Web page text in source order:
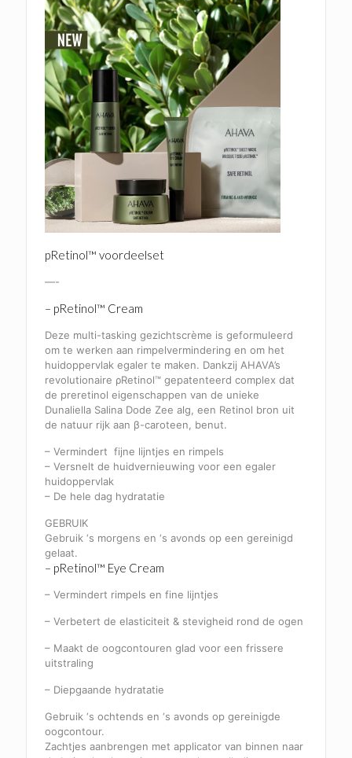
pRetinol™ voordeelset
—-
– pRetinol™ Cream
Deze multi-tasking gezichtscrème is geformuleerd
om te werken aan rimpelvermindering en om het
huidoppervlak egaler te maken. Dankzij AHAVA’s
revolutionaire ρRetinol™ gepatenteerd complex dat
de preretinol eigenschappen van de unieke
Dunaliella Salina Dode Zee alg, een Retinol bron uit
de natuur rijk aan β-caroteen, benut.
– Vermindert fijne lijntjes en rimpels
– Versnelt de huidvernieuwing voor een egaler
huidoppervlak
– De hele dag hydratatie
GEBRUIK
Gebruik ‘s morgens en ‘s avonds op een gereinigd
gelaat.
– pRetinol™ Eye Cream
– Vermindert rimpels en fine lijntjes
– Verbetert de elasticiteit & stevigheid rond de ogen
– Maakt de oogcontouren glad voor een frissere
uitstraling
– Diepgaande hydratatie
Gebruik ‘s ochtends en ‘s avonds op gereinigde
oogcontour.
Zachtjes aanbrengen met applicator van binnen naar